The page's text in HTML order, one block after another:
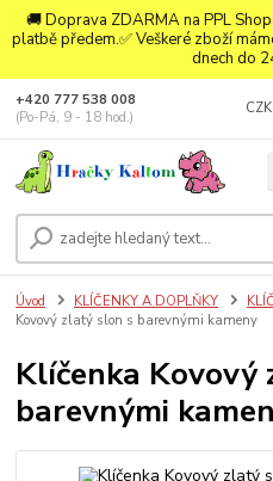
🚚 Doprava ZDARMA na PPL
platbě předem.✅ Veškeré zboží
dnech do
+420 777 538 008
(Po-Pá, 9 - 18 hod.)
Úvod KLÍČENKY A DOPLŇKY
Kovový zlatý slon s barevnými kameny
Klíčenka Kovový
barevnými